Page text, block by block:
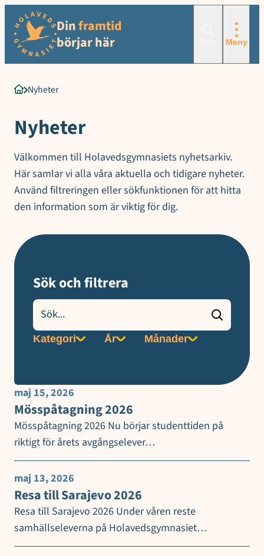
innehåll
Dinframtid
börjar här
Meny
Startsida
Nyheter
Nyheter
Välkommen till Holavedsgymnasiets nyhetsarkiv.
Här samlar vi alla våra aktuella och tidigare nyheter.
Använd filtreringen eller sökfunktionen för att hitta
den information som är viktig för dig.
Sök och filtrera
Sök
nyheter
Filtrera
Kategori
Filtrera
År
Filtrera
Månader
maj 15, 2026
Mösspåtagning 2026
Mösspåtagning 2026 Nu börjar studenttiden på
riktigt för årets avgångselever…
maj 13, 2026
Resa till Sarajevo 2026
Resa till Sarajevo 2026 Under våren reste
samhällseleverna på Holavedsgymnasiet…